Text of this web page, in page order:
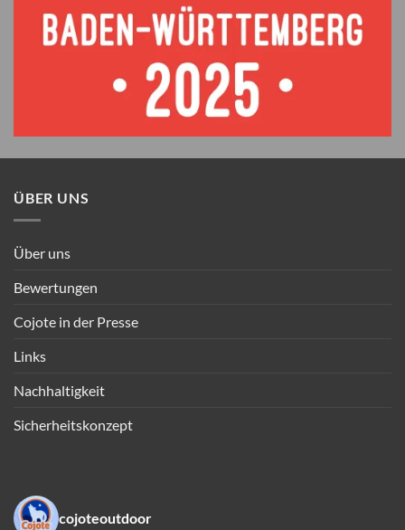
ÜBER UNS
Über uns
Bewertungen
Cojote in der Presse
Links
Nachhaltigkeit
Sicherheitskonzept
cojoteoutdoor